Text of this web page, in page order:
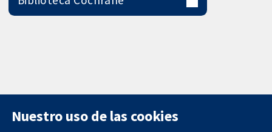
Nuestro uso de las cookies